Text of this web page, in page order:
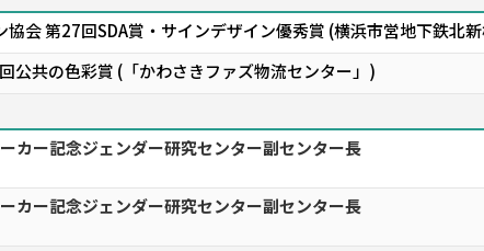
会 第27回SDA賞・サインデザイン優秀賞 (横浜市営地下鉄北
公共の色彩賞 (「かわさきファズ物流センター」)
カー記念ジェンダー研究センター副センター長
カー記念ジェンダー研究センター副センター長